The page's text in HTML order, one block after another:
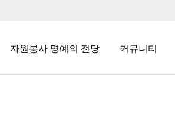
자원봉사 명예의 전당 커뮤니티